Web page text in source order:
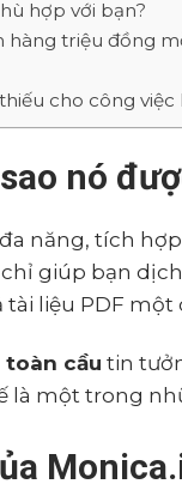
hợp với bạn?
hàng triệu đồng
cho công việc
nó
năng, tích
chỉ giúp bạn
liệu PDF
toàn cầu tin
là một trong